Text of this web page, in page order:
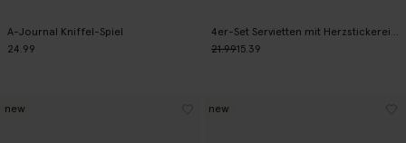
A-Journal Kniffel-Spiel
24.99
4er-Set Servietten mit Herzstickerei - mehrfarbig
21.9915.39
new new